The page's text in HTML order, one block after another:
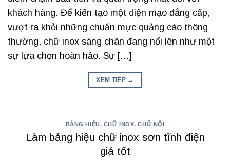
khách hàng. Để kiến tạo một diện mạo đẳng cấp,
vượt ra khỏi những chuẩn mực quảng cáo thông
thường, chữ inox sáng chân đang nổi lên như một
sự lựa chọn hoàn hảo. Sự […]
XEM TIẾP →
BẢNG HIỆU, CHỮ INOX,CHỮ NỔI
Làm bảng hiệu chữ inox sơn tĩnh điện
giá tốt